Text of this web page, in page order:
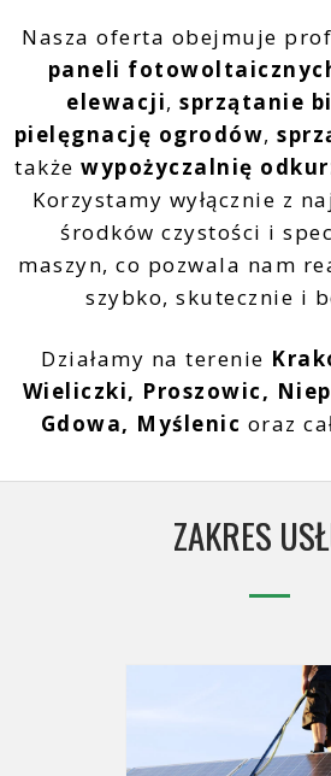
Nasza oferta obejmuje
paneli
elewacji, sprzątanie
pielęgnację ogrodów,
takżewypożyczalnię
Korzystamy wyłącznie z
środków czystości i
maszyn, co pozwala nam
szybko, skutecznie i
Działamy na terenie
Wieliczki, Proszowic,
Gdowa, Myślenic oraz
ZAKRES